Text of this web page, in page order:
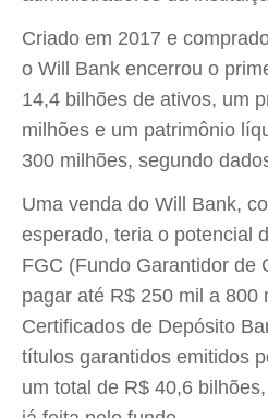
Criado em 2017 e
o Will Bank encerrou o
14,4 bilhões de ativos, um
milhões e um patrimônio
300 milhões, segundo
Uma venda do Will Bank,
esperado, teria o potencial
FGC (Fundo Garantidor de
pagar até R$ 250 mil a 800
Certificados de Depósito
títulos garantidos emitidos
um total de R$ 40,6